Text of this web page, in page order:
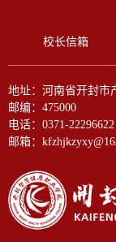
校长信箱
地址：河南省开封市
邮编：475000
电话：0371-22296622
邮箱：